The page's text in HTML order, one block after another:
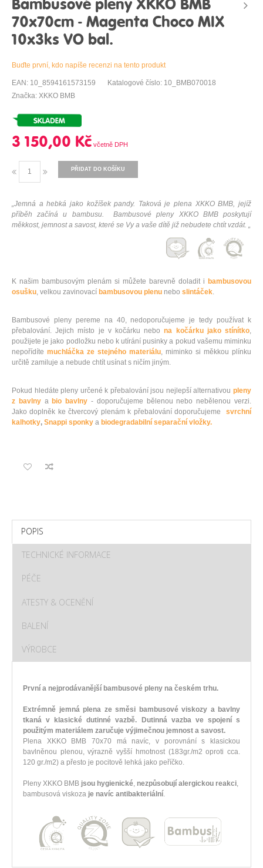
Bambusové pleny XKKO BMB
70x70cm - Magenta Choco MIX
10x3ks VO bal.
Buďte první, kdo napíše recenzi na tento produkt
EAN: 10_8594161573159
Katalogové číslo: 10_BMB070018
Značka: XKKO BMB
3 150,00 Kč
PŘIDAT DO KOŠÍKU
„Jemná a hebká jako kožíšek pandy. Taková je plena XKKO BMB, jejíž
příběh začíná u bambusu. Bambusové pleny XKKO BMB poskytují
měkkost, jemnost a savost, které se Vy a vaše dítě již nebudete chtít vzdát. „
K našim bambusovým plenám si můžete barevně doladit i bambusovou
osušku, velkou zavinovací bambusovou plenu nebo slintáček.
Bambusové pleny pereme na 40, nedoporučujeme je tedy používat k
přebalování. Jejich místo je v kočárku nebona kočárku jako stínítko,
použijete je jako podložku nebo k utírání pusinky a pokud vašemu miminku
nepořídíte muchláčka ze stejného materiálu, miminko si měkkou plínku
určitě zamiluje a nebude chtít usínat s ničím jiným.
Pokud hledáte pleny určené k přebalování jsou nejlepší alternativou pleny
z bavlnya bio bavlny - doporučujeme bělenou nebo nebělenou verzi.
Jako doplněk ke čtvercový plenám k přebalování doporučujeme svrchní
kalhotky, Snappi sponky a biodegradabilní separační vložky.
POPIS
TECHNICKÉ INFORMACE
PÉČE
ATESTY & OCENĚNÍ
BALENÍ
VÝROBCE
První a nejprodávanější bambusové pleny na českém trhu.
Extrémně jemná plena ze směsi bambusové viskozy a bavlny
tkaná v klasické dutinné vazbě. Dutinná vazba ve spojení s
použitým materiálem zaručuje výjimečnou jemnost a savost.
Plena XKKO BMB 70x70 má navíc, v porovnání s klasickou
bavlněnou plenou, výrazně vyšší hmotnost (183gr./m2 oproti cca.
120 gr./m2) a přesto je pocitově lehká jako peříčko.
Pleny XKKO BMB jsou hygienické, nezpůsobují alergickou reakci,
bambusová viskoza je navíc antibakteriální.